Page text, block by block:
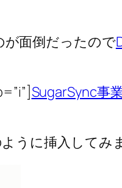
が面倒だったので
SugarSync事
うに挿入してみ